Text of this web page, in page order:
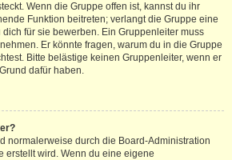
Wenn die Gruppe offen ist, kannst du ihr
Funktion beitreten; verlangt die Gruppe eine
dich für sie bewerben. Ein Gruppenleiter muss
Er könnte fragen, warum du in die Gruppe
Bitte belästige keinen Gruppenleiter, wenn er
dafür haben.
normalerweise durch die Board-Administration
erstellt wird. Wenn du eine eigene